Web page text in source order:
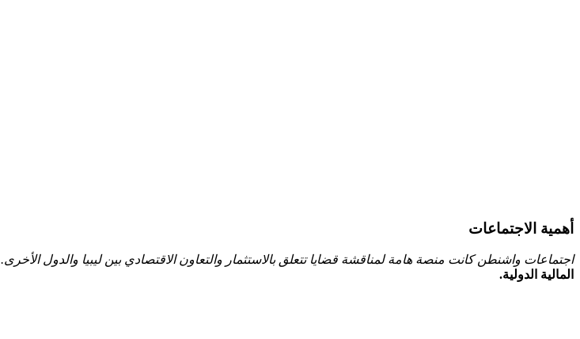
أهمية​ الاجتماعات
اجتماعات واشنطن كانت منصة هامة⁣ لمناقشة قضايا⁣ تتعلق بالاستثمار والتعاون الاقتصادي⁤ بين ليبيا والدول⁢ الأخرى.
المالية الدولية.